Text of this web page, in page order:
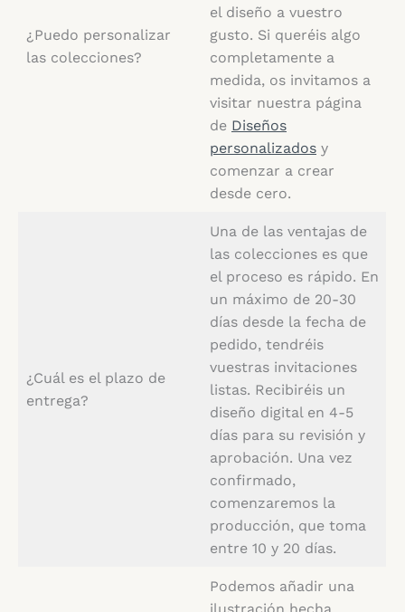
¿Puedo personalizar
las colecciones?
el diseño a vuestro
gusto. Si queréis algo
completamente a
medida, os invitamos a
visitar nuestra página
de Diseños
personalizados y
comenzar a crear
desde cero.
¿Cuál es el plazo de
entrega?
Una de las ventajas de
las colecciones es que
el proceso es rápido. En
un máximo de 20-30
días desde la fecha de
pedido, tendréis
vuestras invitaciones
listas. Recibiréis un
diseño digital en 4-5
días para su revisión y
aprobación. Una vez
confirmado,
comenzaremos la
producción, que toma
entre 10 y 20 días.
Podemos añadir una